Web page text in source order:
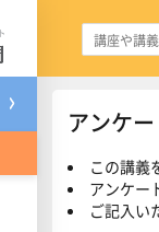
アンケ
この講義
アンケー
ご記入い